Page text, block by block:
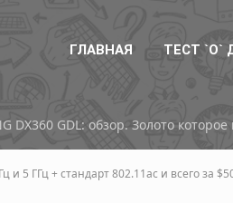
ГЛАВНАЯ ТЕСТ `О`
и 5 ГГц + стандарт 802.11ac и всего за